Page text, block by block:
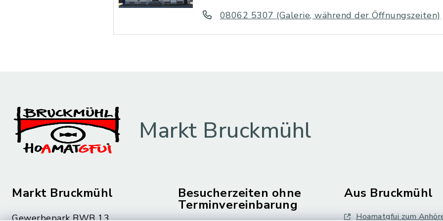
08062 5307 (Galerie, während der Öffnungszeiten)
Markt Bruckmühl
Markt Bruckmühl
Gewerbepark BWB 13
Besucherzeiten ohne
Terminvereinbarung
Aus Bruckmühl
Hoamatgfui zum